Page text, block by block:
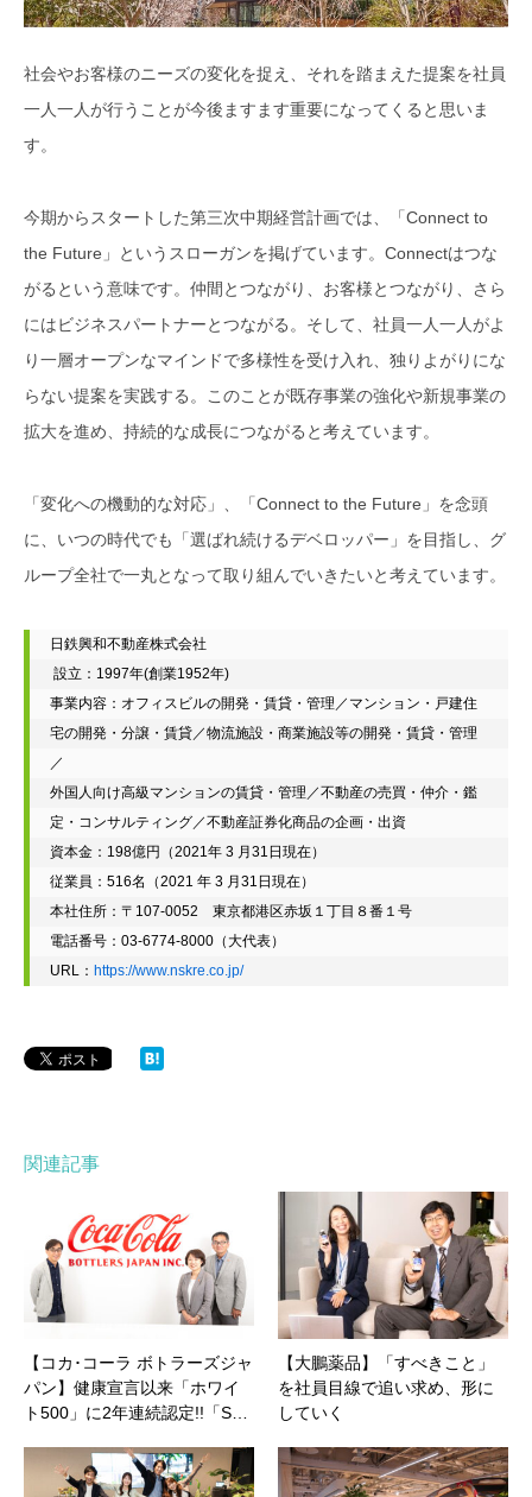
社会やお客様のニーズの変化を捉え、それを踏まえた提案を社員
一人一人が行うことが今後ますます重要になってくると思いま
す。
今期からスタートした第三次中期経営計画では、「Connect to
the Future」というスローガンを掲げています。Connectはつな
がるという意味です。仲間とつながり、お客様とつながり、さら
にはビジネスパートナーとつながる。そして、社員一人一人がよ
り一層オープンなマインドで多様性を受け入れ、独りよがりにな
らない提案を実践する。このことが既存事業の強化や新規事業の
拡大を進め、持続的な成長につながると考えています。
「変化への機動的な対応」、「Connect to the Future」を念頭
に、いつの時代でも「選ばれ続けるデベロッパー」を目指し、グ
ループ全社で一丸となって取り組んでいきたいと考えています。
日鉄興和不動産株式会社
事業内容：オフィスビルの開発・賃貸・管理／マンション・戸建住
宅の開発・分譲・賃貸／物流施設・商業施設等の開発・賃貸・管理
／
外国人向け高級マンションの賃貸・管理／不動産の売買・仲介・鑑
定・コンサルティング／不動産証券化商品の企画・出資
資本金：198億円（2021年 3 月31日現在）
従業員：516名（2021 年 3 月31日現在）
本社住所：〒107-0052　東京都港区赤坂１丁目８番１号
電話番号：03-6774-8000（大代表）
URL： https://www.nskre.co.jp/
関連記事
【コカ･コーラ ボトラーズジャ
パン】健康宣言以来「ホワイ
ト500」に2年連続認定!!「S…
【大鵬薬品】「すべきこと」
を社員目線で追い求め、形に
していく